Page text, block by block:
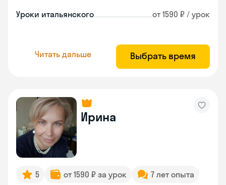
Уроки итальянского от 1590 ₽ / урок
Читать дальше Выбрать время
Ирина
5 от 1590 ₽ за урок 7 лет опыта